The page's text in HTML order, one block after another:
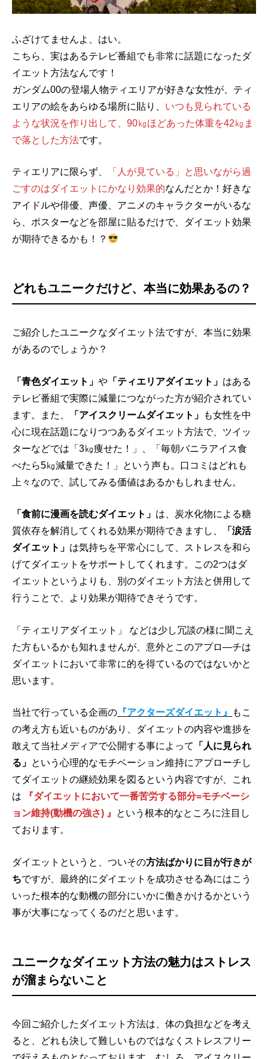
ふざけてませんよ、はい。
こちら、実はあるテレビ番組でも非常に話題になったダ
イエット方法なんです！
ガンダム00の登場人物ティエリアが好きな女性が、ティ
エリアの絵をあらゆる場所に貼り、 いつも見られている
ような状況を作り出して、90㎏ほどあった体重を42㎏ま
で落とした方法です。
ティエリアに限らず、
「人が見ている」と思いながら過
ごすのはダイエットにかなり効果的なんだとか！好きな
アイドルや俳優、声優、アニメのキャラクターがいるな
ら、ポスターなどを部屋に貼るだけで、ダイエット効果
が期待できるかも！？
どれもユニークだけど、本当に効果あるの？
ご紹介したユニークなダイエット法ですが、本当に効果
があるのでしょうか？
「青色ダイエット」 や 「ティエリアダイエット」 はある
テレビ番組で実際に減量につながった方が紹介されてい
ます。また、
「アイスクリームダイエット」
も女性を中
心に現在話題になりつつあるダイエット方法で、ツイッ
ターなどでは「3㎏痩せた！」、「毎朝バニラアイス食
べたら5㎏減量できた！」という声も。口コミはどれも
上々なので、試してみる価値はあるかもしれません。
「食前に漫画を読むダイエット」 は、炭水化物による糖
質依存を解消してくれる効果が期待できますし、
「涙活
ダイエット」 は気持ちを平常心にして、ストレスを和ら
げてダイエットをサポートしてくれます。この2つはダ
イエットというよりも、別のダイエット方法と併用して
行うことで、より効果が期待できそうです。
「ティエリアダイエット」 などは少し冗談の様に聞こえ
た方もいるかも知れませんが、意外とこのアプロ―チは
ダイエットにおいて非常に的を得ているのではないかと
思います。
当社で行っている企画の 『アクターズダイエット』
もこ
の考え方も近いものがあり、ダイエットの内容や進捗を
敢えて当社メディアで公開する事によって
「人に見られ
る」 という心理的なモチベーション維持にアプローチし
てダイエットの継続効果を図るという内容ですが、これ
は
『ダイエットにおいて一番苦労する部分=モチベーシ
ョン維持(動機の強さ) 』
という根本的なところに注目し
ております。
ダイエットというと、ついその方法ばかりに目が行きが
ちですが、最終的にダイエットを成功させる為にはこう
いった根本的な動機の部分にいかに働きかけるかという
事が大事になってくるのだと思います。
ユニークなダイエット方法の魅力はストレス
が溜まらないこと
今回ご紹介したダイエット方法は、体の負担などを考え
ると、どれも決して難しいものではなくストレスフリー